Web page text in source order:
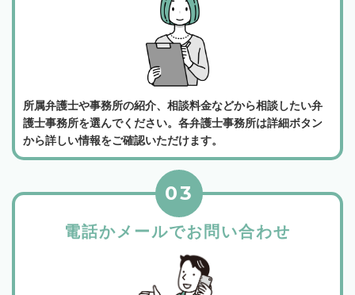
所属弁護士や事務所の紹介、相談料金などから相談したい弁
護士事務所を選んでください。各弁護士事務所は詳細ボタン
から詳しい情報をご確認いただけます。
電話かメールでお問い合わせ
03